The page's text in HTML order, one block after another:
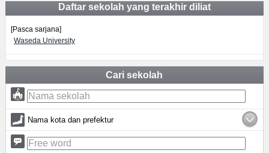
Daftar sekolah yang terakhir diliat
[Pasca sarjana]
Waseda University
Cari sekolah
Nama kota dan prefektur